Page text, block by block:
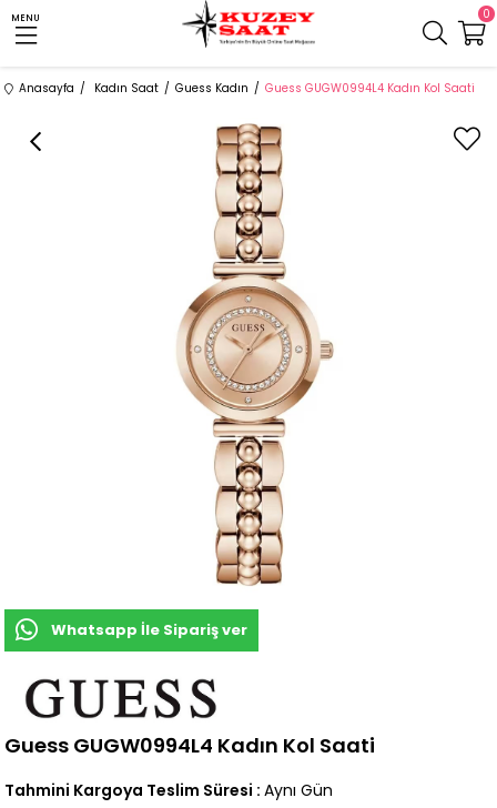
MENU 0
Anasayfa Kadın Saat Guess Kadın Guess GUGW0994L4 Kadın Kol Saati
Whatsapp İle Sipariş ver
Guess GUGW0994L4 Kadın Kol Saati
Tahmini Kargoya Teslim Süresi : Aynı Gün